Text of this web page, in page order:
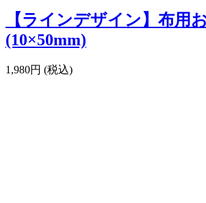
【ラインデザイン】布用
(10×50mm)
1,980円 (税込)